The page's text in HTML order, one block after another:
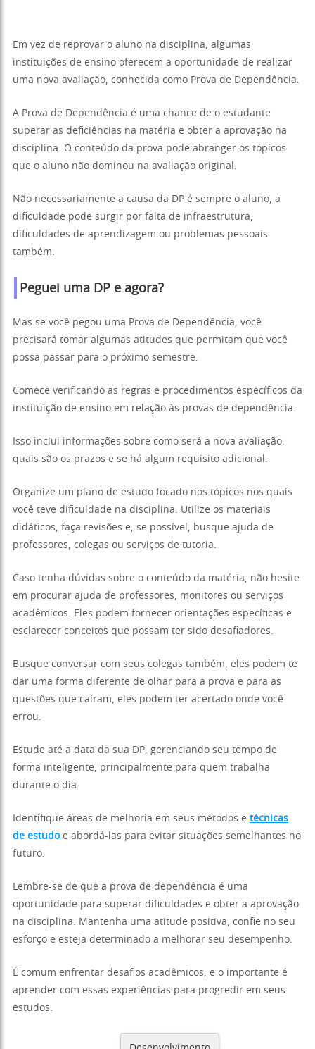
Em vez de reprovar o aluno na disciplina, algumas
instituições de ensino oferecem a oportunidade de realizar
uma nova avaliação, conhecida como Prova de Dependência.
A Prova de Dependência é uma chance de o estudante
superar as deficiências na matéria e obter a aprovação na
disciplina. O conteúdo da prova pode abranger os tópicos
que o aluno não dominou na avaliação original.
Não necessariamente a causa da DP é sempre o aluno, a
dificuldade pode surgir por falta de infraestrutura,
dificuldades de aprendizagem ou problemas pessoais
também.
Peguei uma DP e agora?
Mas se você pegou uma Prova de Dependência, você
precisará tomar algumas atitudes que permitam que você
possa passar para o próximo semestre.
Comece verificando as regras e procedimentos específicos da
instituição de ensino em relação às provas de dependência.
Isso inclui informações sobre como será a nova avaliação,
quais são os prazos e se há algum requisito adicional.
Organize um plano de estudo focado nos tópicos nos quais
você teve dificuldade na disciplina. Utilize os materiais
didáticos, faça revisões e, se possível, busque ajuda de
professores, colegas ou serviços de tutoria.
Caso tenha dúvidas sobre o conteúdo da matéria, não hesite
em procurar ajuda de professores, monitores ou serviços
acadêmicos. Eles podem fornecer orientações específicas e
esclarecer conceitos que possam ter sido desafiadores.
Busque conversar com seus colegas também, eles podem te
dar uma forma diferente de olhar para a prova e para as
questões que caíram, eles podem ter acertado onde você
errou.
Estude até a data da sua DP, gerenciando seu tempo de
forma inteligente, principalmente para quem trabalha
durante o dia.
Identifique áreas de melhoria em seus métodos e técnicas
de estudoe abordá-las para evitar situações semelhantes no
futuro.
Lembre-se de que a prova de dependência é uma
oportunidade para superar dificuldades e obter a aprovação
na disciplina. Mantenha uma atitude positiva, confie no seu
esforço e esteja determinado a melhorar seu desempenho.
É comum enfrentar desafios acadêmicos, e o importante é
aprender com essas experiências para progredir em seus
estudos.